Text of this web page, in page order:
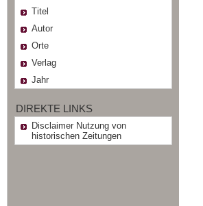
Titel
Autor
Orte
Verlag
Jahr
DIREKTE LINKS
Disclaimer Nutzung von
historischen Zeitungen